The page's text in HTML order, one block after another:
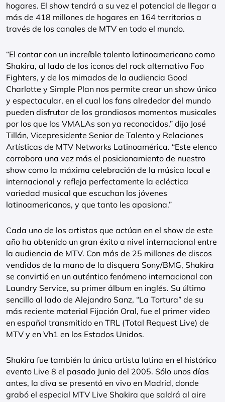
hogares. El show tendrá a su vez el potencial de llegar a
más de 418 millones de hogares en 164 territorios a
través de los canales de MTV en todo el mundo.
“El contar con un increíble talento latinoamericano como
Shakira, al lado de los iconos del rock alternativo Foo
Fighters, y de los mimados de la audiencia Good
Charlotte y Simple Plan nos permite crear un show único
y espectacular, en el cual los fans alrededor del mundo
pueden disfrutar de los grandiosos momentos musicales
por los que los VMALAs son ya reconocidos,” dijo José
Tillán, Vicepresidente Senior de Talento y Relaciones
Artísticas de MTV Networks Latinoamérica. “Este elenco
corrobora una vez más el posicionamiento de nuestro
show como la máxima celebración de la música local e
internacional y refleja perfectamente la ecléctica
variedad musical que escuchan los jóvenes
latinoamericanos, y que tanto les apasiona.”
Cada uno de los artistas que actúan en el show de este
año ha obtenido un gran éxito a nivel internacional entre
la audiencia de MTV. Con más de 25 millones de discos
vendidos de la mano de la disquera Sony/BMG, Shakira
se convirtió en un auténtico fenómeno internacional con
Laundry Service, su primer álbum en inglés. Su último
sencillo al lado de Alejandro Sanz, “La Tortura” de su
más reciente material Fijación Oral, fue el primer video
en español transmitido en TRL (Total Request Live) de
MTV y en Vh1 en los Estados Unidos.
Shakira fue también la única artista latina en el histórico
evento Live 8 el pasado Junio del 2005. Sólo unos días
antes, la diva se presentó en vivo en Madrid, donde
grabó el especial MTV Live Shakira que saldrá al aire